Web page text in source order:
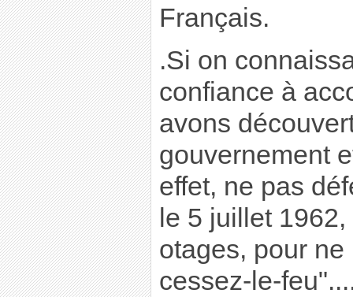
Français.
.Si on
confiance à
avons
gouvernement
effet, ne pas
le 5 juillet
otages, pour
cessez-le-